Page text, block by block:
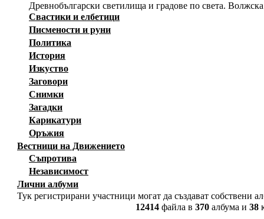
Древнобългарски светилища и градове по света.
Свастики и елбетици
Писмености и руни
Политика
История
Изкуство
Заговори
Снимки
Загадки
Карикатури
Оръжия
Вестници на Движението
Съпротива
Независимост
Лични албуми
Тук регистрирани участници могат да създават собствени
12414 файла в 370 албума и 38